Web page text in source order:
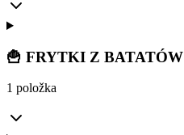
🍟 FRYTKI Z BATATÓW
1 položka